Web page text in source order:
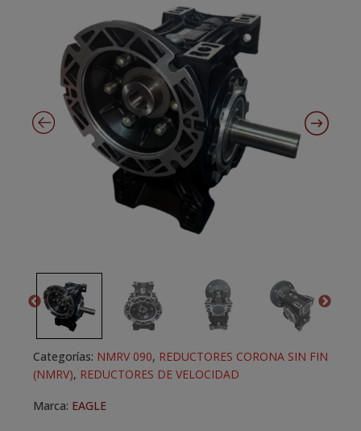
Categorías: NMRV 090, REDUCTORES CORONA SIN FIN
(NMRV), REDUCTORES DE VELOCIDAD
Marca: EAGLE